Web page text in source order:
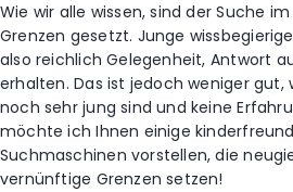
Wie wir alle wissen, sind der Suche
Grenzen gesetzt. Junge
also reichlich Gelegenheit, Antwort
erhalten. Das ist jedoch weniger gut,
noch sehr jung sind und keine
möchte ich Ihnen einige
Suchmaschinen vorstellen, die
vernünftige Grenzen setzen!